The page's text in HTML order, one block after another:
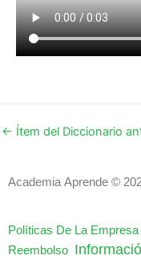
← Ítem del Diccionario
Academia Aprende ©
Políticas De La Empresa
Reembolso